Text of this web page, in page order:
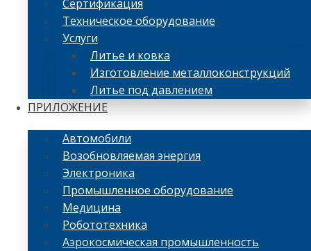
Сертификация
Техническое оборудование
Услуги
Литье и ковка
Изготовление металлоконструкций
Литье под давлением
ПРИЛОЖЕНИЕ
Автомобили
Возобновляемая энергия
Электроника
Промышленное оборудование
Медицина
Робототехника
Аэрокосмическая промышленность